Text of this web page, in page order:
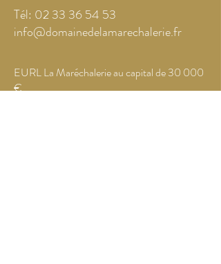
Tél: 02 33 36 54 53
info@domainedelamarechalerie.fr
EURL La Maréchalerie au capital de 30 000
€